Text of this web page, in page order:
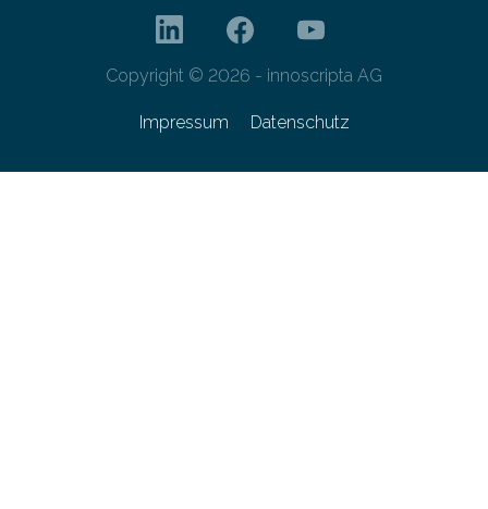
Copyright © 2026 - innoscripta AG
Impressum Datenschutz